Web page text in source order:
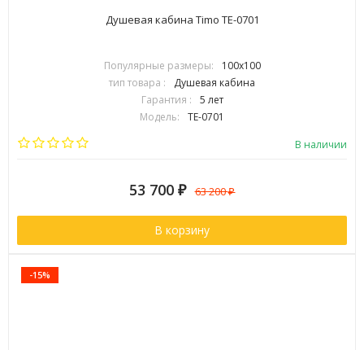
Душевая кабина Timo TE-0701
Популярные размеры:
100х100
тип товара :
Душевая кабина
Гарантия :
5 лет
Модель:
TE-0701
В наличии
53 700 ₽ 63 200₽
В корзину
-15%